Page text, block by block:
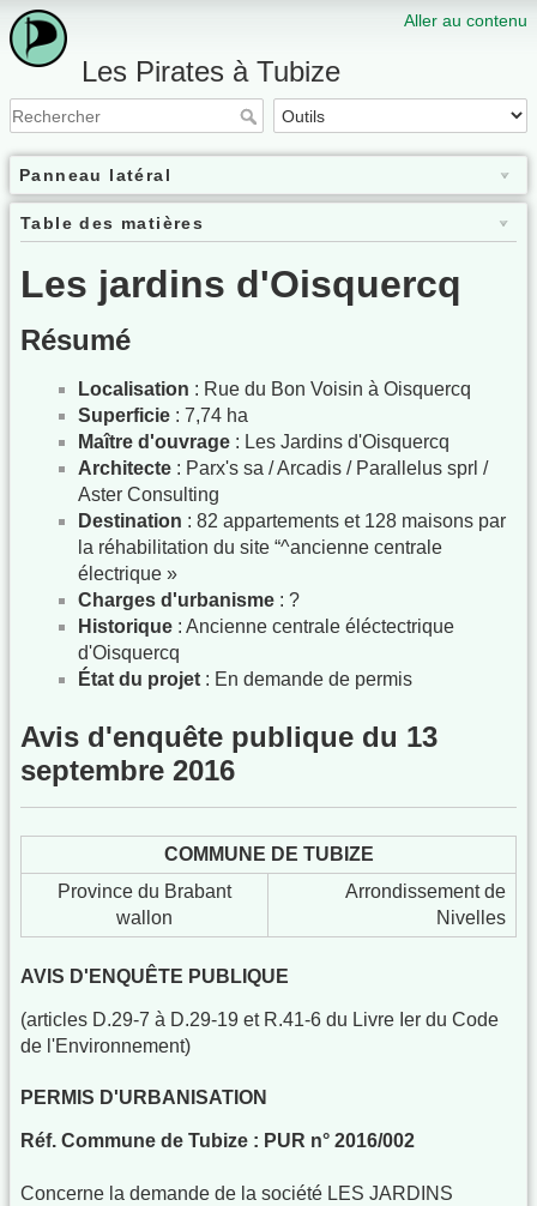
Aller au contenu
Les Pirates à Tubize
Panneau latéral
Table des matières
Les jardins d'Oisquercq
Résumé
Localisation : Rue du Bon Voisin à Oisquercq
Superficie : 7,74 ha
Maître d'ouvrage : Les Jardins d'Oisquercq
Architecte : Parx's sa / Arcadis / Parallelus sprl /
Aster Consulting
Destination : 82 appartements et 128 maisons par
la réhabilitation du site “^ancienne centrale
électrique »
Charges d'urbanisme : ?
Historique : Ancienne centrale éléctectrique
d'Oisquercq
État du projet : En demande de permis
Avis d'enquête publique du 13
septembre 2016
COMMUNE DE TUBIZE
Province du Brabant
wallon
Arrondissement de
Nivelles
AVIS D'ENQUÊTE PUBLIQUE
(articles D.29-7 à D.29-19 et R.41-6 du Livre Ier du Code
de l'Environnement)
PERMIS D'URBANISATION
Réf. Commune de Tubize : PUR n° 2016/002
Concerne la demande de la société LES JARDINS